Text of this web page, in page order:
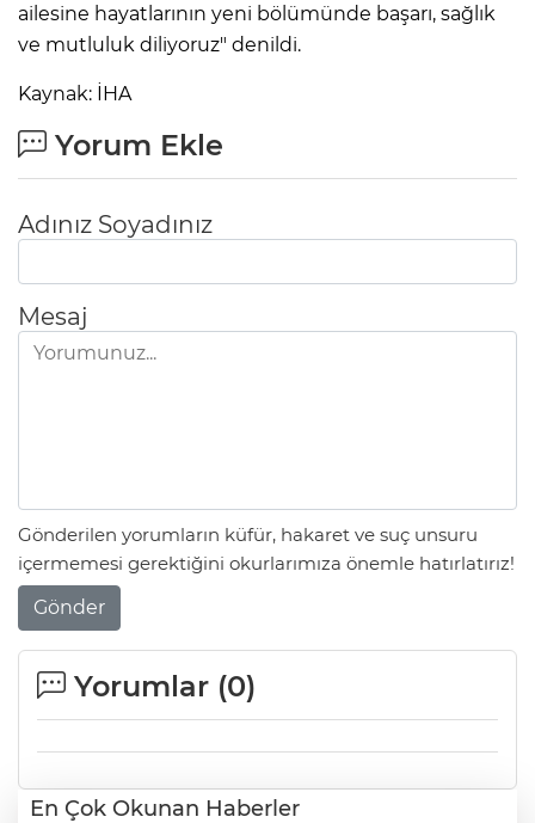
ailesine hayatlarının yeni bölümünde başarı, sağlık
ve mutluluk diliyoruz" denildi.
Kaynak: İHA
Yorum Ekle
Adınız Soyadınız
Mesaj
Gönderilen yorumların küfür, hakaret ve suç unsuru
içermemesi gerektiğini okurlarımıza önemle hatırlatırız!
Gönder
Yorumlar (0)
En Çok Okunan Haberler